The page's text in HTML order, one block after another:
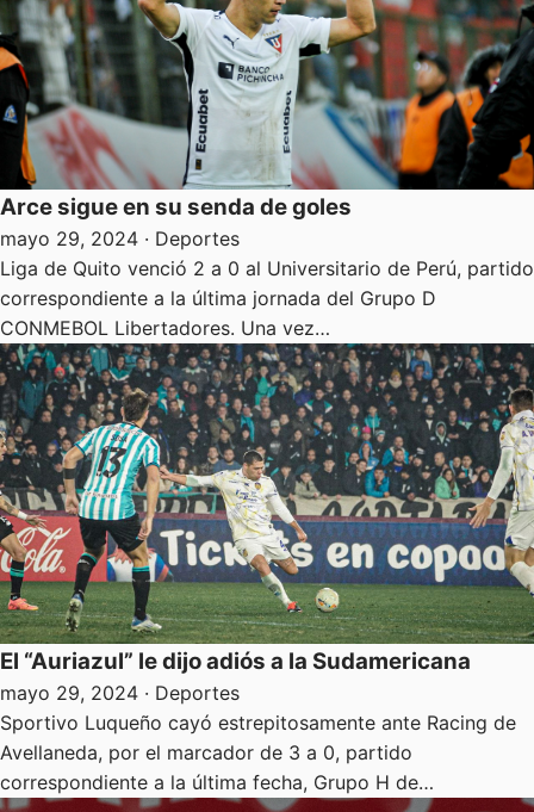
Arce sigue en su senda de goles
mayo 29, 2024 · Deportes
Liga de Quito venció 2 a 0 al Universitario de Perú, partido
correspondiente a la última jornada del Grupo D
CONMEBOL Libertadores. Una vez…
El “Auriazul” le dijo adiós a la Sudamericana
mayo 29, 2024 · Deportes
Sportivo Luqueño cayó estrepitosamente ante Racing de
Avellaneda, por el marcador de 3 a 0, partido
correspondiente a la última fecha, Grupo H de…